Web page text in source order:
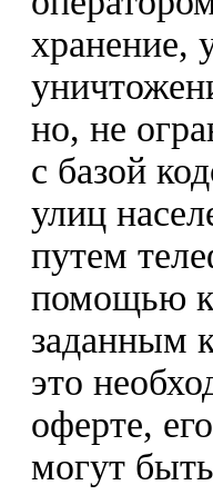
хранение,
но, не
с базой
улиц
путем
помощью
заданным
это
оферте,
могут